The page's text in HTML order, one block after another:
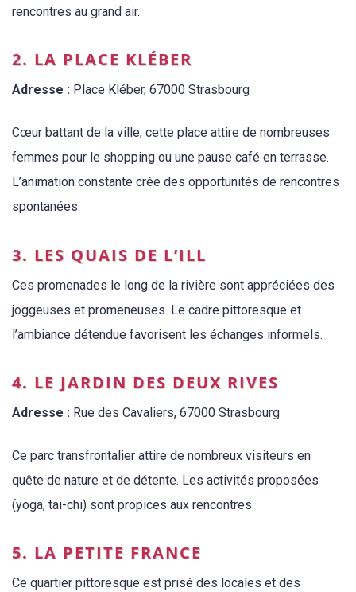
rencontres au grand air.
2. LA PLACE KLÉBER
Adresse : Place Kléber, 67000 Strasbourg
Cœur battant de la ville, cette place attire de nombreuses
femmes pour le shopping ou une pause café en terrasse.
L’animation constante crée des opportunités de rencontres
spontanées.
3. LES QUAIS DE L’ILL
Ces promenades le long de la rivière sont appréciées des
joggeuses et promeneuses. Le cadre pittoresque et
l’ambiance détendue favorisent les échanges informels.
4. LE JARDIN DES DEUX RIVES
Adresse : Rue des Cavaliers, 67000 Strasbourg
Ce parc transfrontalier attire de nombreux visiteurs en
quête de nature et de détente. Les activités proposées
(yoga, tai-chi) sont propices aux rencontres.
5. LA PETITE FRANCE
Ce quartier pittoresque est prisé des locales et des